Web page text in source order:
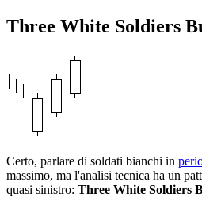
Three White Soldiers
Certo, parlare di soldati bianchi in
massimo, ma l'analisi tecnica ha un
quasi sinistro: Three White Soldiers